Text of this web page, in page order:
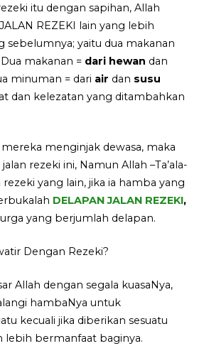
itu dengan sapihan, Allah
REZEKI lain yang lebih
sebelumnya; yaitu dua makanan
makanan = dari hewan dan
minuman = dari air dan susu
dan kelezatan yang ditambahkan
menginjak dewasa, maka
rezeki ini, Namun Allah –Ta’ala-
yang lain, jika ia hamba yang
DELAPAN JALAN REZEKI,
yang berjumlah delapan.
Dengan Rezeki?
Allah dengan segala kuasaNya,
hambaNya untuk
kecuali jika diberikan sesuatu
lebih bermanfaat baginya.